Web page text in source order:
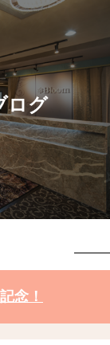
ログ
念！